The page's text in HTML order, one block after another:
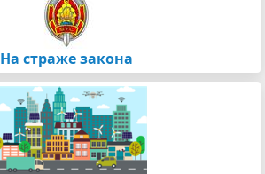
На страже закона